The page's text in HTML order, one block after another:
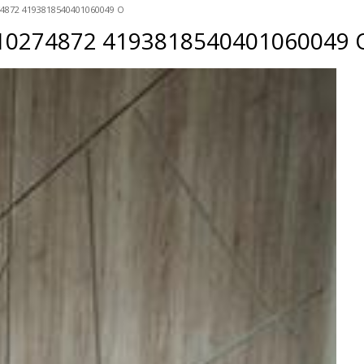
4193818540401060049 O
4193818540401060049